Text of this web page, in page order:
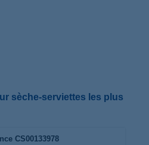
sèche-serviettes les plus
CS00133978